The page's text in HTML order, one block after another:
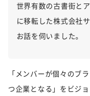
世界有数の古書街と
に移転した株式会社
お話を伺いました。
「メンバーが個々のブ
つ企業となる」をビジ